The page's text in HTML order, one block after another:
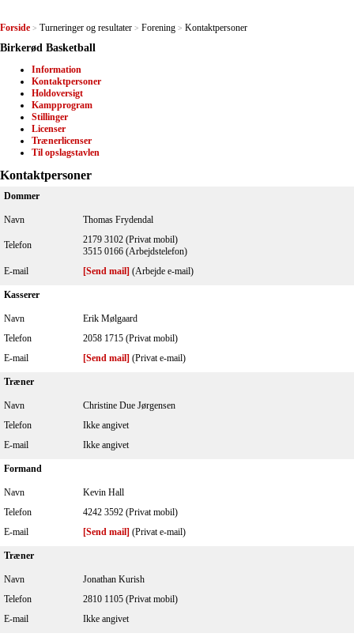
Forside > Turneringer og resultater > Forening > Kontaktpersoner
Birkerød Basketball
Information
Kontaktpersoner
Holdoversigt
Kampprogram
Stillinger
Licenser
Trænerlicenser
Til opslagstavlen
Kontaktpersoner
Dommer
Navn Thomas Frydendal
Telefon
2179 3102 (Privat mobil)
3515 0166 (Arbejdstelefon)
E-mail
[Send mail] (Arbejde e-mail)
Kasserer
Navn
Erik Mølgaard
Telefon
2058 1715 (Privat mobil)
E-mail
[Send mail] (Privat e-mail)
Træner
Navn
Christine Due Jørgensen
Telefon
Ikke angivet
E-mail
Ikke angivet
Formand
Navn
Kevin Hall
Telefon
4242 3592 (Privat mobil)
E-mail
[Send mail] (Privat e-mail)
Træner
Navn
Jonathan Kurish
Telefon
2810 1105 (Privat mobil)
E-mail
Ikke angivet